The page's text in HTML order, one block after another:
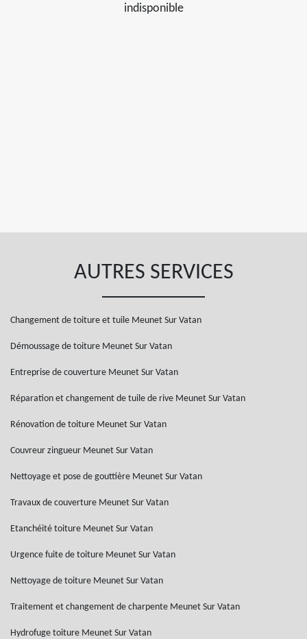
indisponible
AUTRES SERVICES
Changement de toiture et tuile Meunet Sur Vatan
Démoussage de toiture Meunet Sur Vatan
Entreprise de couverture Meunet Sur Vatan
Réparation et changement de tuile de rive Meunet Sur Vatan
Rénovation de toiture Meunet Sur Vatan
Couvreur zingueur Meunet Sur Vatan
Nettoyage et pose de gouttière Meunet Sur Vatan
Travaux de couverture Meunet Sur Vatan
Etanchéité toiture Meunet Sur Vatan
Urgence fuite de toiture Meunet Sur Vatan
Nettoyage de toiture Meunet Sur Vatan
Traitement et changement de charpente Meunet Sur Vatan
Hydrofuge toiture Meunet Sur Vatan